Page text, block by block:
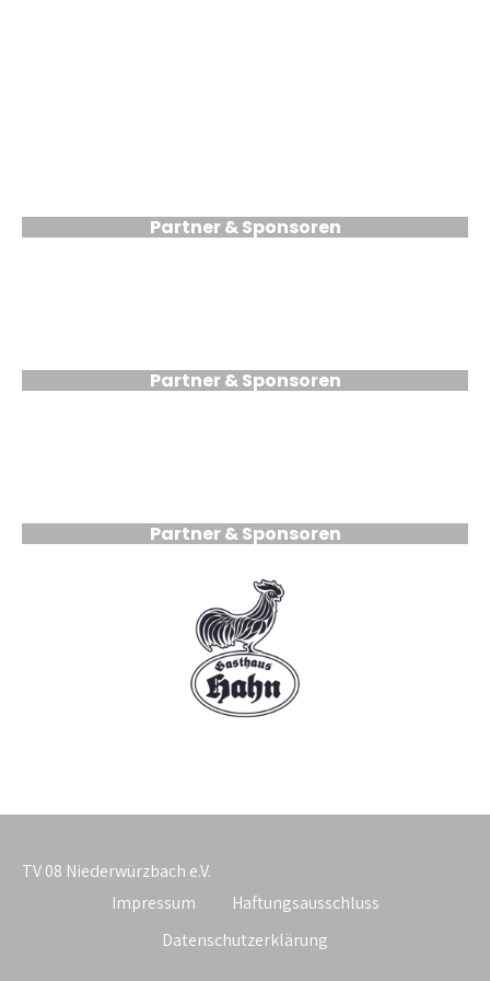
Partner & Sponsoren
Partner & Sponsoren
Partner & Sponsoren
TV 08 Niederwürzbach e.V.
Impressum
Haftungsausschluss
Datenschutzerklärung